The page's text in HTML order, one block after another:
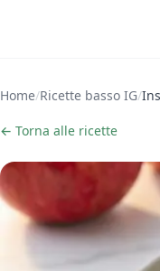
Home/Ricette basso IG/
← Torna alle ricette